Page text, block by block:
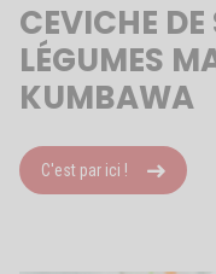
CEVICHE
LÉGUMES
KUMBAWA
C'est par ici !